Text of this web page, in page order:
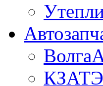
КЗАТЭ